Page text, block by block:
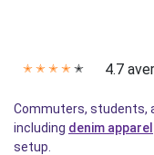
✭ ✭ ✭ ✭ ✭ 4.7
Commuters, students,
including denim apparel
setup.